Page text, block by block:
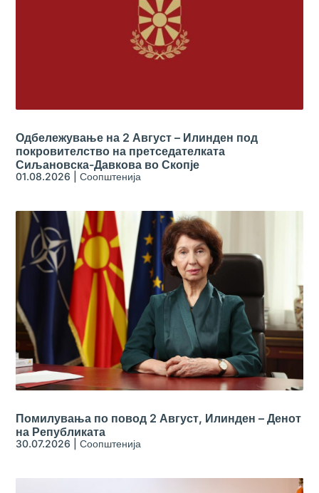
Одбележување на 2 Август – Илинден под
покровителство на претседателката
Сиљановска-Давкова во Скопје
01.08.2026 |Соопштенија
Помилувања по повод 2 Август, Илинден – Денот
на Републиката
30.07.2026 |Соопштенија